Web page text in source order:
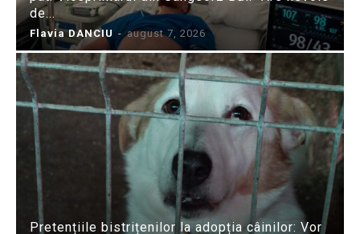
de...
Flavia DANCIU - august 7, 2026
Pretențiile bistrițenilor la adopția câinilor: Vor